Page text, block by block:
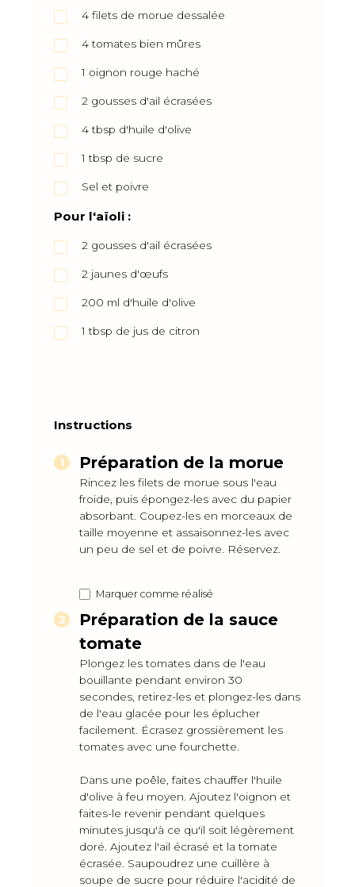
4 filets de morue dessalée
4 tomates bien mûres
1 oignon rouge haché
2 gousses d'ail écrasées
4 tbsp d'huile d'olive
1 tbsp de sucre
Sel et poivre
Pour l'aïoli :
2 gousses d'ail écrasées
2 jaunes d'œufs
200 ml d'huile d'olive
1 tbsp de jus de citron
Instructions
Préparation de la morue
Rincez les filets de morue sous l'eau
froide, puis épongez-les avec du papier
absorbant. Coupez-les en morceaux de
taille moyenne et assaisonnez-les avec
un peu de sel et de poivre. Réservez.
Marquer comme réalisé
Préparation de la sauce
tomate
Plongez les tomates dans de l'eau
bouillante pendant environ 30
secondes, retirez-les et plongez-les dans
de l'eau glacée pour les éplucher
facilement. Écrasez grossièrement les
tomates avec une fourchette.
Dans une poêle, faites chauffer l'huile
d'olive à feu moyen. Ajoutez l'oignon et
faites-le revenir pendant quelques
minutes jusqu'à ce qu'il soit légèrement
doré. Ajoutez l'ail écrasé et la tomate
écrasée. Saupoudrez une cuillère à
soupe de sucre pour réduire l'acidité de